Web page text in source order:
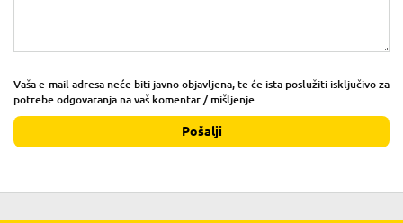
Vaša e-mail adresa neće biti javno objavljena, te će ista poslužiti isključivo za
potrebe odgovaranja na vaš komentar / mišljenje.
Pošalji